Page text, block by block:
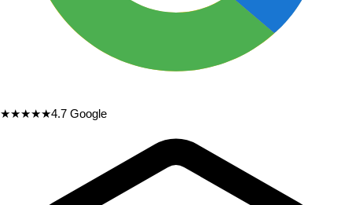
★★★★★4.7 Google